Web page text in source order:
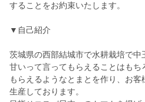
することをお約束いたします。
▼自己紹介
茨城県の西部結城市で水耕栽培で中
甘いって言ってもらえることはもち
もらえるようなとまとを作り、お
生産しております。